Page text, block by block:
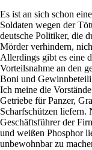
Es ist an sich schon
Soldaten wegen der
deutsche Politiker, die
Mörder verhindern,
Allerdings gibt es eine
Vorteilsnahme an den
Boni und
Ich meine die
Getriebe für Panzer,
Scharfschützen liefern.
Geschäftsführer der
und weißen Phosphor
unbewohnbar zu